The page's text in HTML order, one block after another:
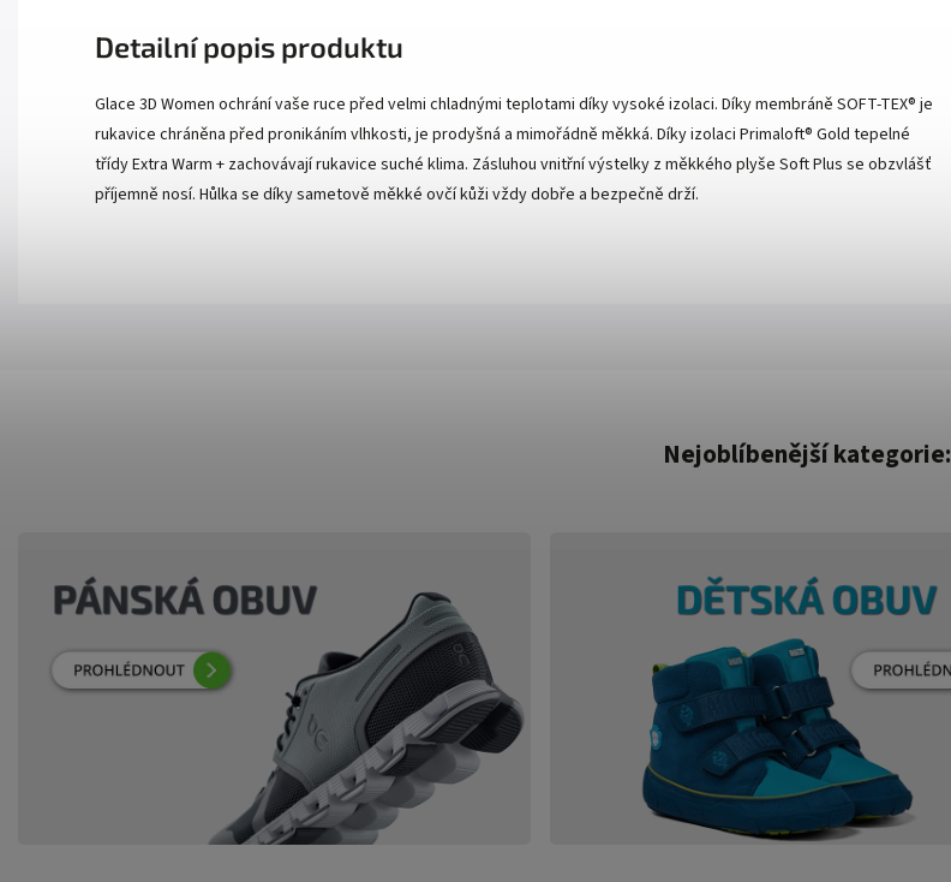
Detailní popis produktu
Glace 3D Women ochrání vaše ruce před velmi chladnými teplotami díky vysoké izolaci. Díky membráně SOFT-TEX® je
rukavice chráněna před pronikáním vlhkosti, je prodyšná a mimořádně měkká. Díky izolaci Primaloft® Gold tepelné
třídy Extra Warm + zachovávají rukavice suché klima. Zásluhou vnitřní výstelky z měkkého plyše Soft Plus se obzvlášť
příjemně nosí. Hůlka se díky sametově měkké ovčí kůži vždy dobře a bezpečně drží.
Nejoblíbenější kategorie: